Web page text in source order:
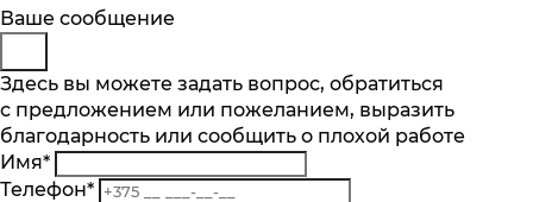
Описание
Отзывы
Основные характеристики
Производительность мотора, м.куб/ч
700
Кол-во скоростей, шт
Будьте в курсе
Подпишитесь на последние обновления
и узнавайте о новинках и специальных
предложениях первыми
Подписаться
Заказ обратного звонка
Представьтесь
Телефон*
Комментарий
Ваше сообщение
Здесь вы можете задать вопрос, обратиться
с предложением или пожеланием, выразить
благодарность или сообщить о плохой работе
Имя*
Телефон*